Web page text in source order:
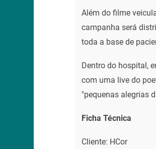
Além do filme
campanha será
toda a base de
Dentro do hospital,
com uma live do
"pequenas alegrias
Ficha Técnica
Cliente: HCor